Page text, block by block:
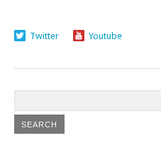
Twitter Youtube